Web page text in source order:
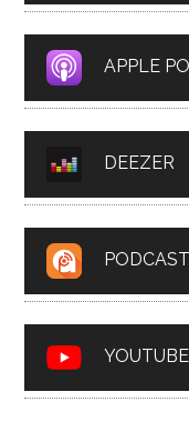
APPLE
DEEZER
YOUTUBE